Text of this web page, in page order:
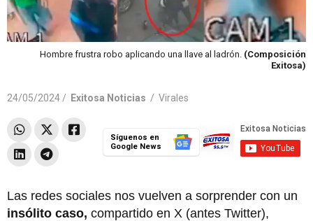
Hombre frustra robo aplicando una llave al ladrón. (Composición
Exitosa)
24/05/2024 / Exitosa Noticias / Virales
Síguenos en
Google News
Las redes sociales nos vuelven a sorprender con un
insólito caso, compartido en X (antes Twitter),